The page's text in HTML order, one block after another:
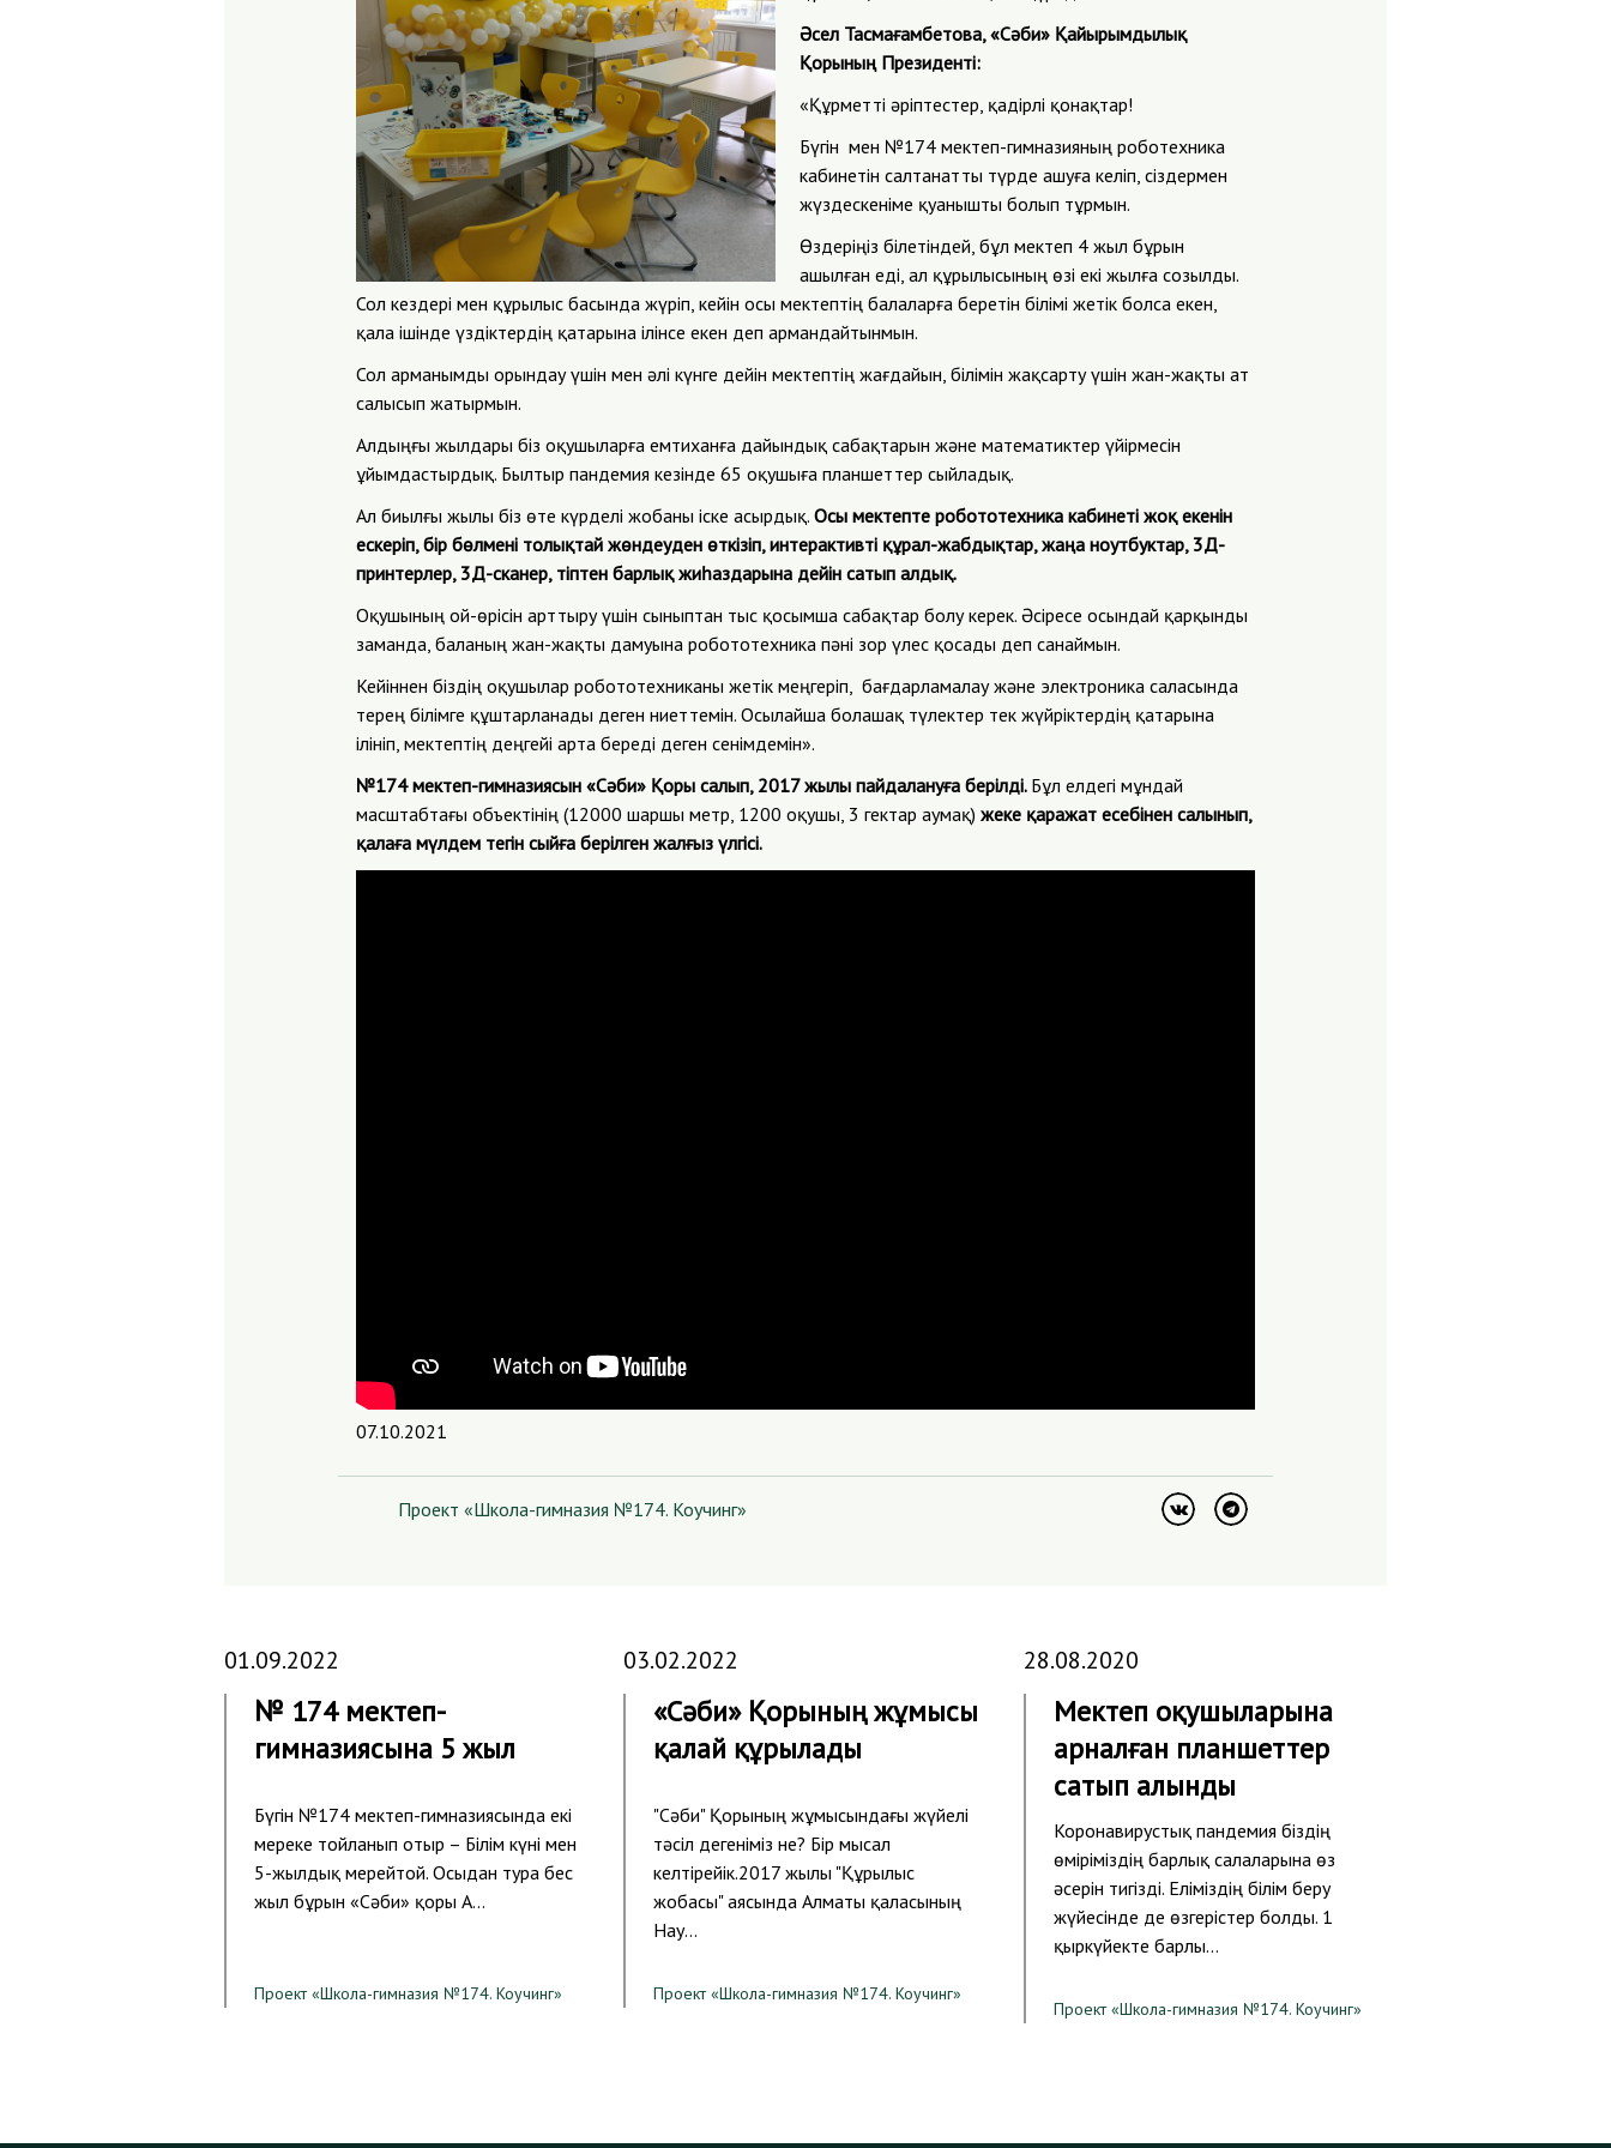
Әсел Тасмағамбетова, «Сәби» Қайырымдылық
Қорының Президенті:
«Құрметті әріптестер, қадірлі қонақтар!
Бүгін мен №174 мектеп-гимназияның роботехника
кабинетін салтанатты түрде ашуға келіп, сіздермен
жүздескеніме қуанышты болып тұрмын.
Өздеріңіз білетіндей, бұл мектеп 4 жыл бұрын
ашылған еді, ал құрылысының өзі екі жылға созылды.
Сол кездері мен құрылыс басында жүріп, кейін осы мектептің балаларға беретін білімі жетік болса екен,
қала ішінде үздіктердің қатарына ілінсе екен деп армандайтынмын.
Сол арманымды орындау үшін мен әлі күнге дейін мектептің жағдайын, білімін жақсарту үшін жан-жақты ат
салысып жатырмын.
Алдыңғы жылдары біз оқушыларға емтиханға дайындық сабақтарын және математиктер үйірмесін
ұйымдастырдық. Былтыр пандемия кезінде 65 оқушыға планшеттер сыйладық.
Ал биылғы жылы біз өте күрделі жобаны іске асырдық. Осы мектепте робототехника кабинеті жоқ екенін
ескеріп, бір бөлмені толықтай жөндеуден өткізіп, интерактивті құрал-жабдықтар, жаңа ноутбуктар, 3Д-
принтерлер, 3Д-сканер, тіптен барлық жиһаздарына дейін сатып алдық.
Оқушының ой-өрісін арттыру үшін сыныптан тыс қосымша сабақтар болу керек. Әсіресе осындай қарқынды
заманда, баланың жан-жақты дамуына робототехника пәні зор үлес қосады деп санаймын.
Кейіннен біздің оқушылар робототехниканы жетік меңгеріп, бағдарламалау және электроника саласында
терең білімге құштарланады деген ниеттемін. Осылайша болашақ түлектер тек жүйріктердің қатарына
ілініп, мектептің деңгейі арта береді деген сенімдемін».
№174 мектеп-гимназиясын «Сәби» Қоры салып, 2017 жылы пайдалануға берілді. Бұл елдегі мұндай
масштабтағы объектінің (12000 шаршы метр, 1200 оқушы, 3 гектар аумақ) жеке қаражат есебінен салынып,
қалаға мүлдем тегін сыйға берілген жалғыз үлгісі.
07.10.2021
Проект «Школа-гимназия №174. Коучинг»
01.09.2022
№ 174 мектеп-
гимназиясына 5 жыл
Бүгін №174 мектеп-гимназиясында екі
мереке тойланып отыр – Білім күні мен
5-жылдық мерейтой. Осыдан тура бес
жыл бұрын «Сәби» қоры А…
Проект «Школа-гимназия №174. Коучинг»
03.02.2022
«Сәби» Қорының жұмысы
қалай құрылады
"Сәби" Қорының жұмысындағы жүйелі
тәсіл дегеніміз не? Бір мысал
келтірейік.2017 жылы "Құрылыс
жобасы" аясында Алматы қаласының
Нау…
Проект «Школа-гимназия №174. Коучинг»
28.08.2020
Мектеп оқушыларына
арналған планшеттер
сатып алынды
Коронавирустық пандемия біздің
өміріміздің барлық салаларына өз
әсерін тигізді. Еліміздің білім беру
жүйесінде де өзгерістер болды. 1
қыркүйекте барлы…
Проект «Школа-гимназия №174. Коучинг»